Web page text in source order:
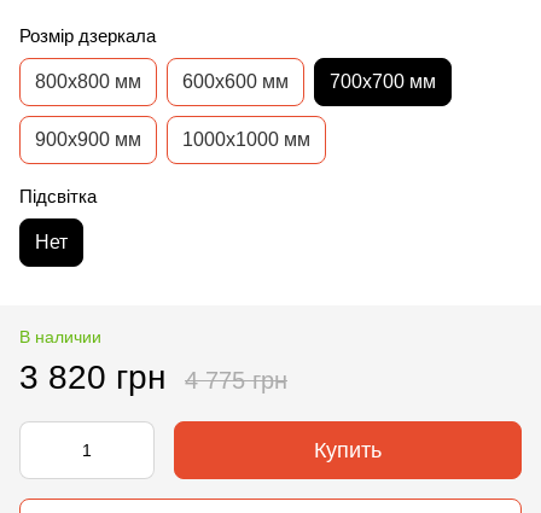
Розмір дзеркала
800х800 мм 600х600 мм 700х700 мм
900х900 мм 1000x1000 мм
Підсвітка
Нет
В наличии
3 820 грн 4 775 грн
Купить